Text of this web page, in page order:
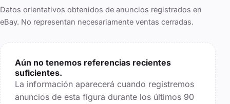
Datos orientativos obtenidos de anuncios registrados en
eBay. No representan necesariamente ventas cerradas.
Aún no tenemos referencias recientes
suficientes.
La información aparecerá cuando registremos
anuncios de esta figura durante los últimos 90